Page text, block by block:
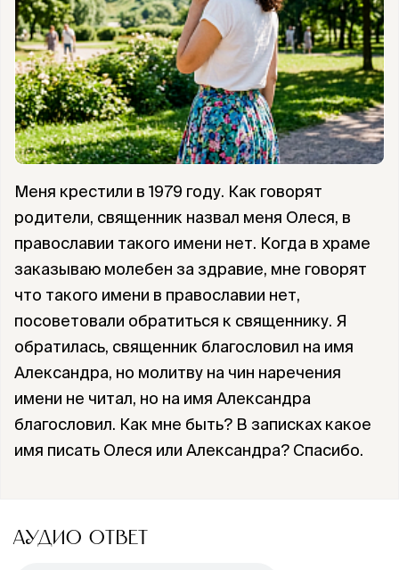
Меня крестили в 1979 году. Как говорят
родители, священник назвал меня Олеся, в
православии такого имени нет. Когда в храме
заказываю молебен за здравие, мне говорят
что такого имени в православии нет,
посоветовали обратиться к священнику. Я
обратилась, священник благословил на имя
Александра, но молитву на чин наречения
имени не читал, но на имя Александра
благословил. Как мне быть? В записках какое
имя писать Олеся или Александра? Спасибо.
АУДИО ОТВЕТ